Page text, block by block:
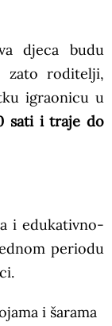
djeca budu
zato roditelji,
igraonicu u
sati i traje do
i edukativno-
periodu
i šarama